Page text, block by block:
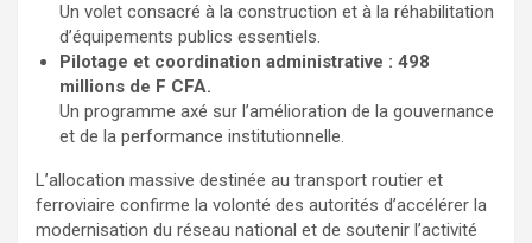
Un volet consacré à la construction et à la réhabilitation
d’équipements publics essentiels.
Pilotage et coordination administrative : 498
millions de F CFA.
Un programme axé sur l’amélioration de la gouvernance
et de la performance institutionnelle.
L’allocation massive destinée au transport routier et
ferroviaire confirme la volonté des autorités d’accélérer la
modernisation du réseau national et de soutenir l’activité